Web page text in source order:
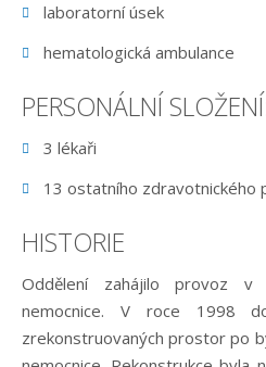
laboratorní úsek
hematologická ambulance
PERSONÁLNÍ
3 lékaři
13 ostatního zdravotnického
HISTORIE
Oddělení zahájilo provoz
nemocnice. V roce 1998
zrekonstruovaných prostor po